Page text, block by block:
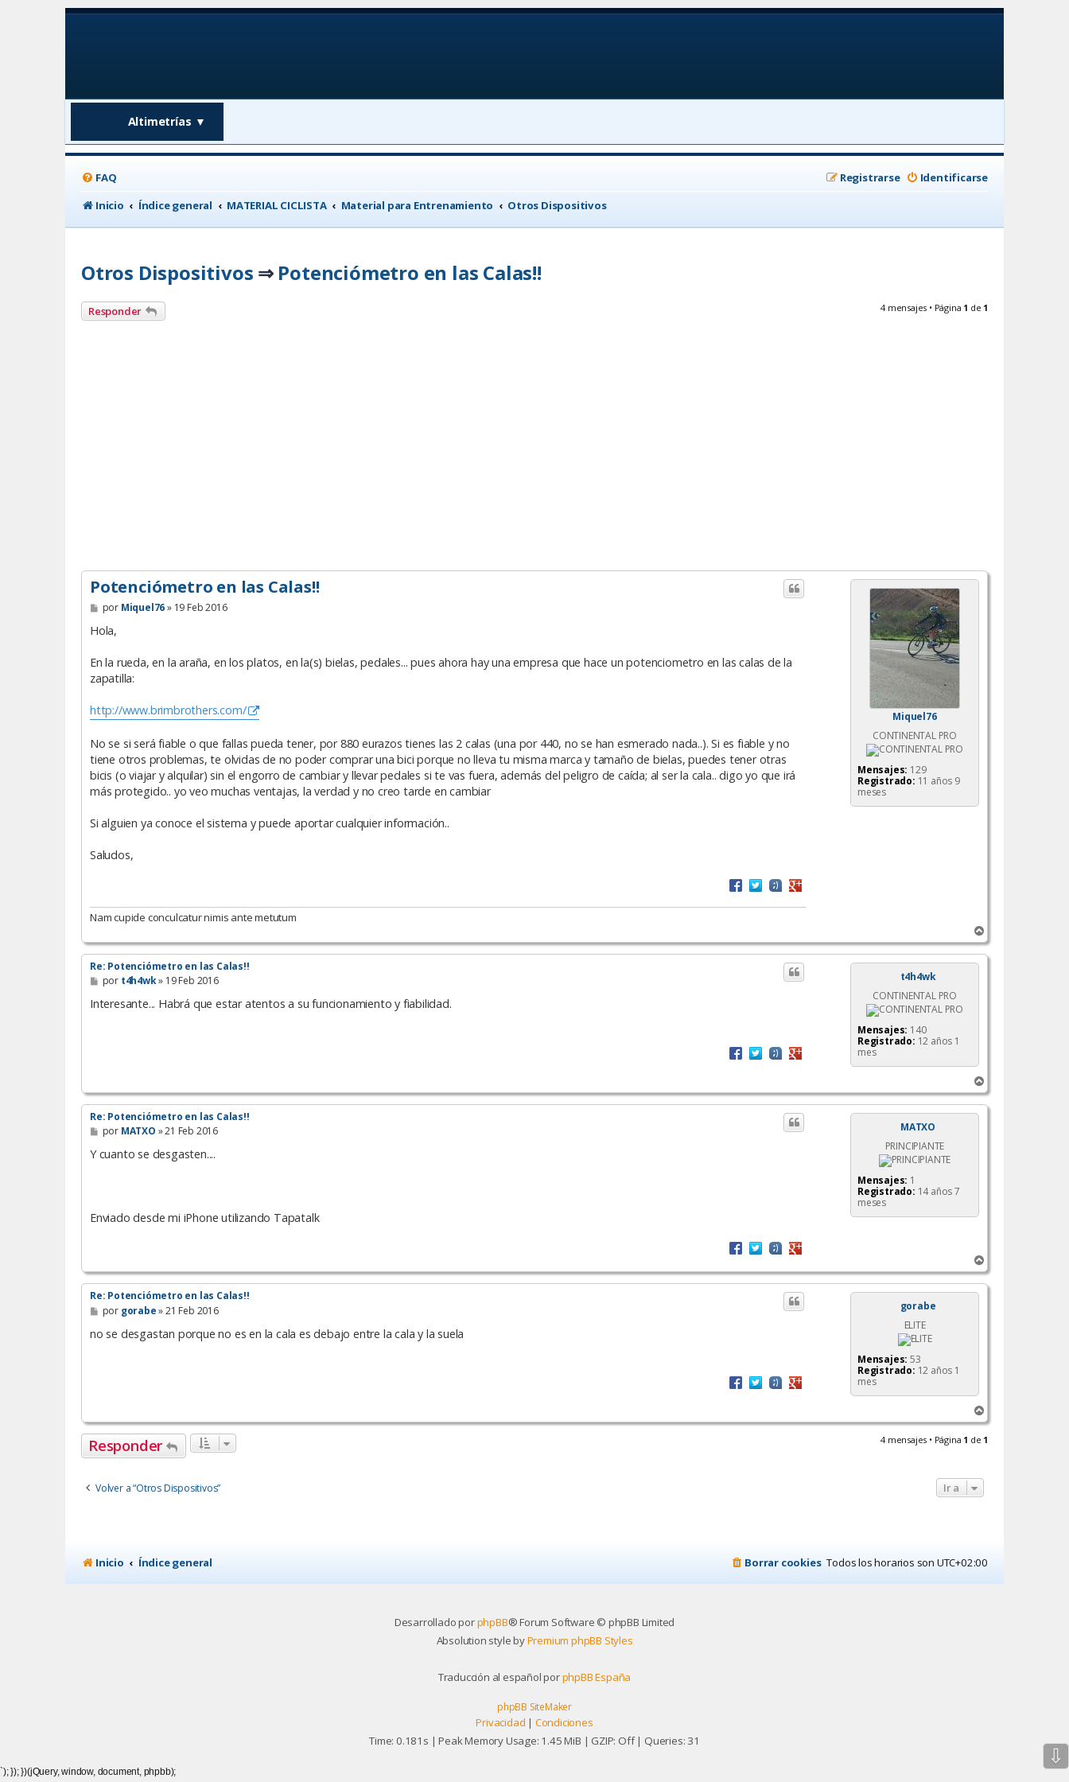
Altimetrías ▼
FAQ Identificarse
Registrarse
Inicio
Índice general MATERIAL CICLISTA Material para Entrenamiento Otros Dispositivos
Otros Dispositivos ⇒ Potenciómetro en las Calas!!
Responder 4 mensajes • Página 1 de 1
Miquel76
CONTINENTAL PRO
Mensajes: 129
Registrado: 11 años 9
meses
Potenciómetro en las Calas!!
M
e
n
j
e
por Miquel76» 19 Feb 2016
Hola,
En la rueda, en la araña, en los platos, en la(s) bielas, pedales... pues ahora hay una empresa que hace un potenciometro en las calas de la
zapatilla:
http://www.brimbrothers.com/
No se si será fiable o que fallas pueda tener, por 880 eurazos tienes las 2 calas (una por 440, no se han esmerado nada..). Si es fiable y no
tiene otros problemas, te olvidas de no poder comprar una bici porque no lleva tu misma marca y tamaño de bielas, puedes tener otras
bicis (o viajar y alquilar) sin el engorro de cambiar y llevar pedales si te vas fuera, además del peligro de caída; al ser la cala.. digo yo que irá
más protegido.. yo veo muchas ventajas, la verdad y no creo tarde en cambiar
Si alguien ya conoce el sistema y puede aportar cualquier información..
Saludos,
Nam cupide conculcatur nimis ante metutum
r
r
t4h4wk
CONTINENTAL PRO
Mensajes: 140
Registrado: 12 años 1
mes
Re: Potenciómetro en las Calas!!
M
e
n
por t4h4wk» 19 Feb 2016
Interesante... Habrá que estar atentos a su funcionamiento y fiabilidad.
r
r
MATXO
PRINCIPIANTE
Mensajes: 1
Registrado: 14 años 7
meses
Re: Potenciómetro en las Calas!!
M
e
n
por MATXO »21 Feb 2016
Y cuanto se desgasten....
Enviado desde mi iPhone utilizando Tapatalk
r
r
gorabe
ELITE
Mensajes: 53
Registrado: 12 años 1
mes
Re: Potenciómetro en las Calas!!
M
e
n
por gorabe»21 Feb 2016
no se desgastan porque no es en la cala es debajo entre la cala y la suela
r
r
Responder 4 mensajes • Página 1 de 1
Volver a “Otros Dispositivos” Ir a
Inicio Índice general Todos los horarios son UTC+02:00
Borrar cookies
Desarrollado porphpBB® Forum Software © phpBB Limited
Absolution style byPremium phpBB Styles
Traducción al español porphpBB España
phpBB SiteMaker
Privacidad | Condiciones
Time: 0.181s | Peak Memory Usage: 1.45 MiB | GZIP: Off | Queries: 31
⇩
`); }); })(jQuery, window, document, phpbb);